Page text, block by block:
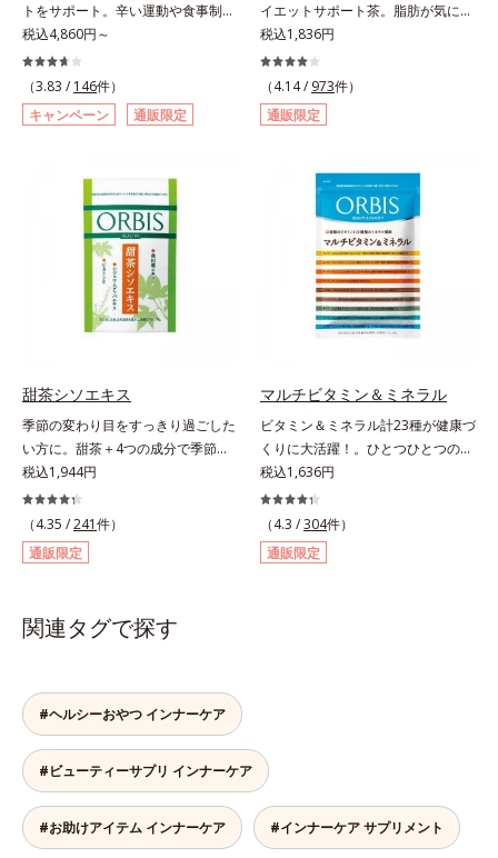
イスできるから、より飽きにくく、
水なしで飲めるから、毎日手軽にお
いしく続けられます。*1 販売商品
として。*2 許可表示：本品に含ま
れる米胚芽由来のグルコシルセラミ
ドは、肌の水分を逃しにくくするた
トをサポート。辛い運動や食事制限
に立ち向かう、大人の“燃える気持
ち”を応援。年齢を重ねるほど、ダ
イエットが続かないと感じる方に。
チョークベリーとも呼ばれる東欧産
の健康果実アロニアの、アロニアア
力に着目！大人の燃焼意欲をサポー
トする、ダイエットサポートサプリ
メントです。アロニアを研究し続け
てきたオルビスが高品質のアロニア
にこだわり、その特有成分を抽出。
安定して一定量配合できるよう、規
格化しました。オルビスのアロニア
シリーズNo.1の配合量を誇る、ア
有。さらに年齢ダイエッターをサポ
ートする成分として、研究チームが
400種以上の植物エキスを試してた
どり着いたオリーブ葉エキスと、古
くからぽかぽか成分として重宝され
てきたブラックジンジャー、ケイヒ
も配合しました。大人のやる気を燃
やし、年齢ダイエットを熱く応援し
り、その中にアロニアアントシアニ
ン30mgが含有されています（2粒
税込4,860円～
（3.83 / 146件）
キャンペーン
通販限定
イエットサポート茶。脂肪が気にな
る食事と一緒にカテキンを。さら
に、食物繊維とコーンシルクエキス
で、ぽっこりやからだの巡りをケ
ア。カテキン・コーンシルク・食物
繊維のトリプルパワーがダイエット
税込1,836円
（4.14 / 973件）
通販限定
甜茶シソエキス
季節の変わり目をすっきり過ごした
い方に。甜茶＋4つの成分で季節に
負けない健康づくりを。GODポリ
フェノールを含むバラ科の甜茶に加
え、3種の植物成分（シソ種子エキ
ス、シジュウムグァバエキス、黄杞
葉エキス）とビタミンEを配合しま
事はもちろん車を運転するときにも
て、季節に負けない健康づくりを応
援します。「ムズムズしそうで窓を
開けるのがコワイ」「ティッシュと
マスクが手放せない」「買い物に行
くのもユウウツ」…そんな方にオス
スメです。
税込1,944円
（4.35 /241件）
通販限定
マルチビタミン＆ミネラル
ビタミン＆ミネラル計23種が健康づ
くりに大活躍！。ひとつひとつの栄
養素をていねいに量り、ビタミン13
種類は1/2日分、ミネラル10種は1/3
日分をバランス良く配合しました。
ビタミンCには長くとどまってじっ
くり働く「タイムリリース加工」を
と、お手ごろ価格なのも魅力的で
す。忙しい人も、食事が不規則にな
もてるサプリメントです。マルチビ
タミン＆ミネラルで健康な体の基本
税込1,636円
（4.3 /304件）
通販限定
関連タグで探す
#ヘルシーおやつ インナーケア
#ビューティーサプリ インナーケア
#お助けアイテム インナーケア #インナーケア サプリメント